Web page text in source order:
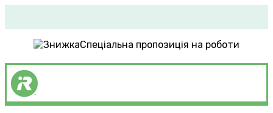
Спеціальна пропозиція на роботи